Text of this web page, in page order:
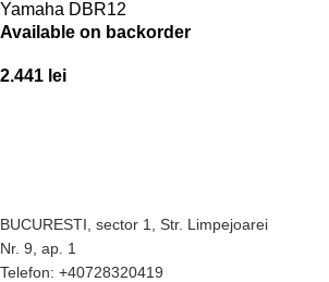
Yamaha DBR12
Available on backorder
2.441 lei
BUCURESTI, sector 1, Str. Limpejoarei
Nr. 9, ap. 1
Telefon: +40728320419